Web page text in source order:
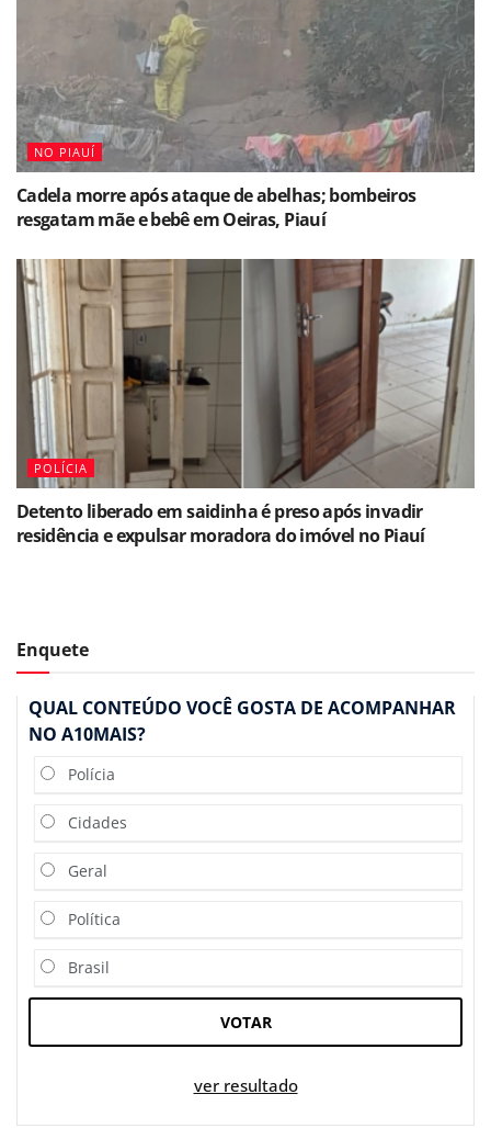
NO PIAUÍ
Cadela morre após ataque de abelhas; bombeiros
resgatam mãe e bebê em Oeiras, Piauí
POLÍCIA
Detento liberado em saidinha é preso após invadir
residência e expulsar moradora do imóvel no Piauí
Enquete
QUAL CONTEÚDO VOCÊ GOSTA DE ACOMPANHAR
NO A10MAIS?
Polícia
Cidades
Geral
Política
Brasil
VOTAR
ver resultado